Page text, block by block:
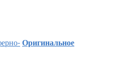
Оригинальное